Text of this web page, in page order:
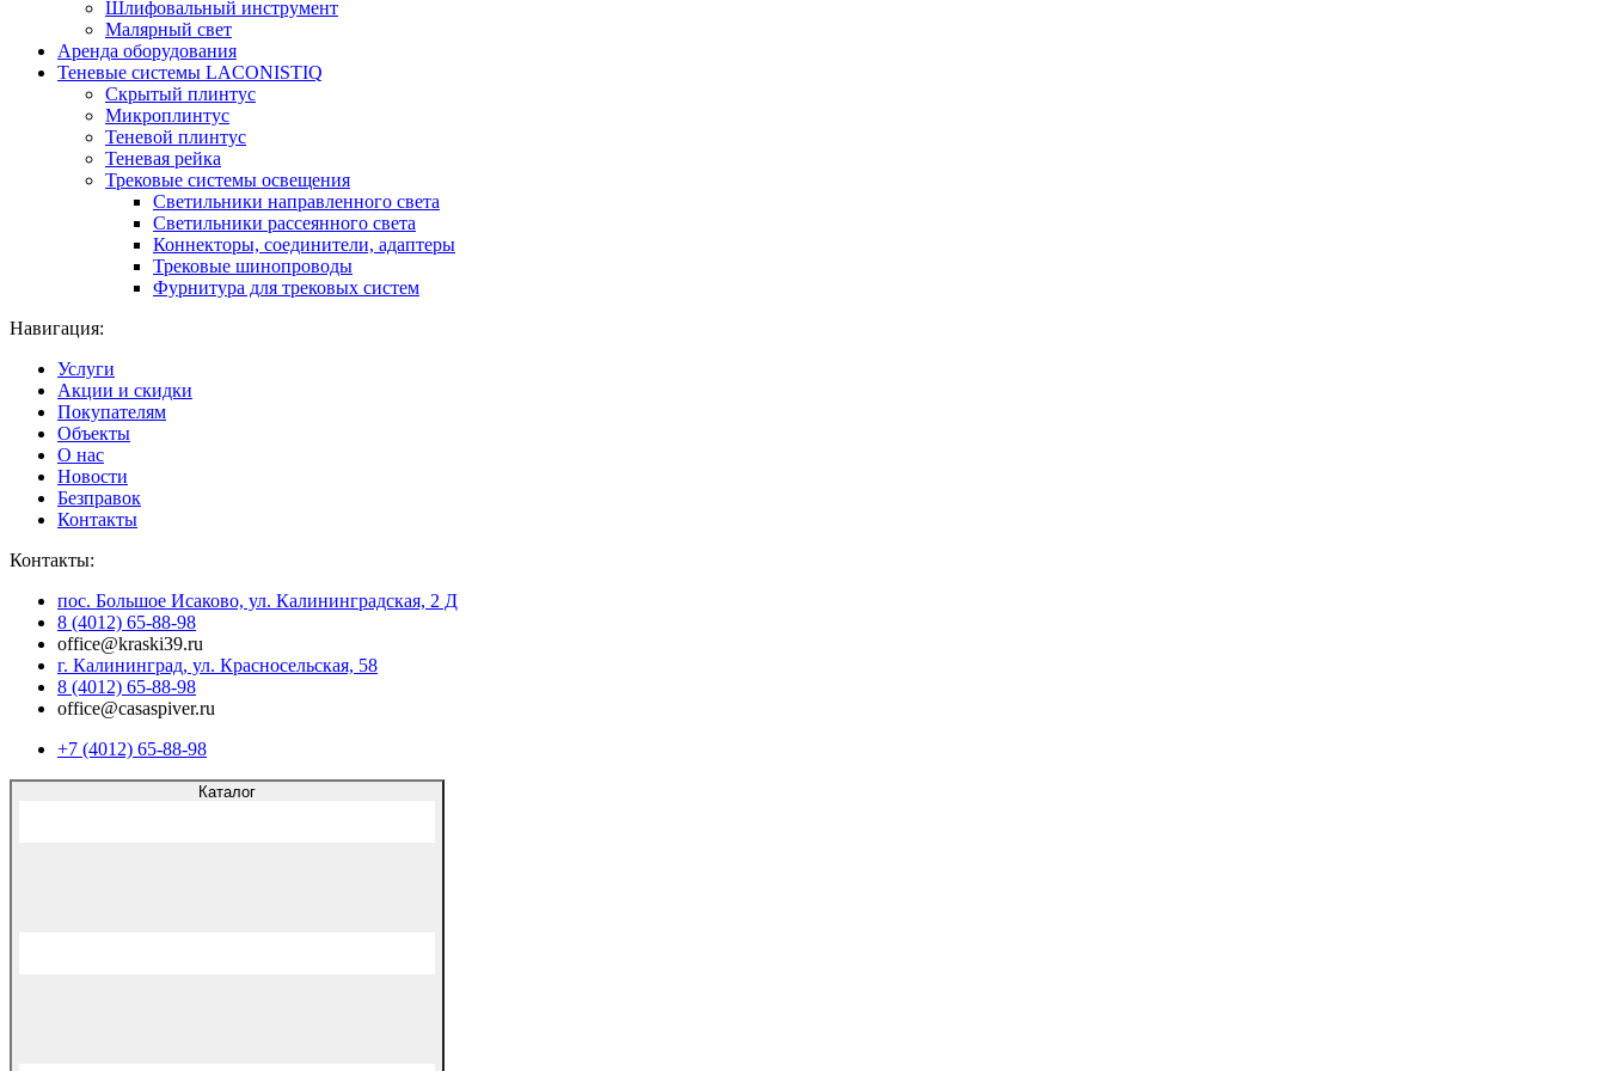
Шлифовальный инструмент
Малярный свет
Аренда оборудования
Теневые системы LACONISTIQ
Скрытый плинтус
Микроплинтус
Теневой плинтус
Теневая рейка
Трековые системы освещения
Светильники направленного света
Светильники рассеянного света
Коннекторы, соединители, адаптеры
Трековые шинопроводы
Фурнитура для трековых систем
Навигация:
Услуги
Акции и скидки
Покупателям
Объекты
О нас
Новости
Безправок
Контакты
Контакты:
пос. Большое Исаково, ул. Калининградская, 2 Д
8 (4012) 65-88-98
office@kraski39.ru
г. Калининград, ул. Красносельская, 58
8 (4012) 65-88-98
office@casaspiver.ru
+7 (4012) 65-88-98
Каталог